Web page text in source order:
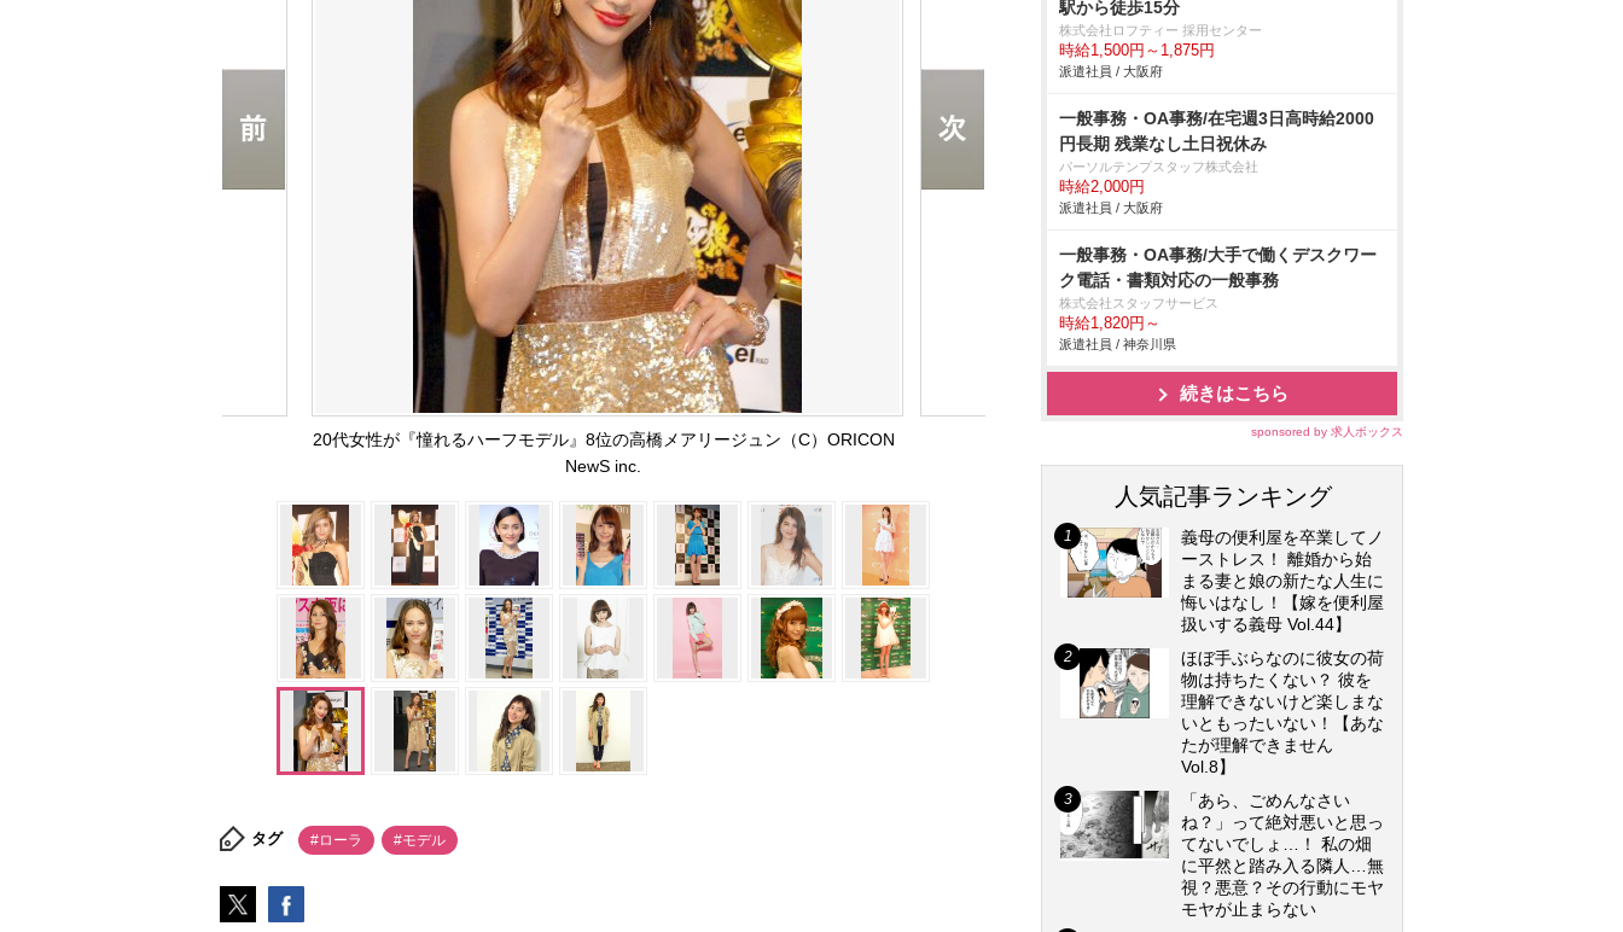
20代女性が『憧れるハーフモデル』8位の高橋メアリージュン（C）ORICON
NewS inc.
タグ #ローラ #モデル
駅から徒歩15分
株式会社ロフティー 採用センター
時給1,500円～1,875円
派遣社員 / 大阪府
一般事務・OA事務/在宅週3日高時給2000
円長期 残業なし土日祝休み
パーソルテンプスタッフ株式会社
時給2,000円
派遣社員 / 大阪府
一般事務・OA事務/大手で働くデスクワー
ク電話・書類対応の一般事務
株式会社スタッフサービス
時給1,820円～
派遣社員 / 神奈川県
続きはこちら
sponsored by 求人ボックス
人気記事ランキング
義母の便利屋を卒業してノ
ーストレス！ 離婚から始
まる妻と娘の新たな人生に
悔いはなし！【嫁を便利屋
扱いする義母 Vol.44】
ほぼ手ぶらなのに彼女の荷
物は持ちたくない？ 彼を
理解できないけど楽しまな
いともったいない！【あな
たが理解できません
Vol.8】
「あら、ごめんなさい
ね？」って絶対悪いと思っ
てないでしょ…！ 私の畑
に平然と踏み入る隣人…無
視？悪意？その行動にモヤ
モヤが止まらない